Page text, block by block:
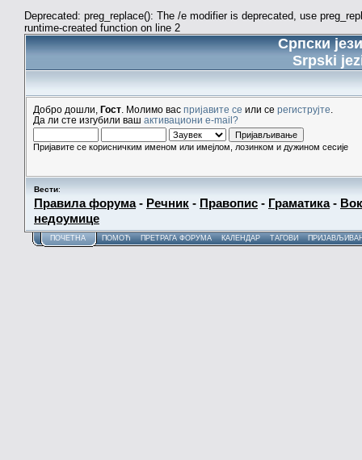
Deprecated: preg_replace(): The /e modifier is deprecated, use
runtime-created function on line 2
Српски
Srpski
Добро дошли, Гост . Молимо вас пријавите се или се региструјте
Да ли сте изгубили ваш активациони e-mail?
Пријавите се корисничким именом или имејлом, лозинком и дужином сесије
Вести:
Правила форума- Речник - Правопис - Граматика-
недоумице
ПОЧЕТНА ПОМОЋ ПРЕТРАГА ФОРУМА КАЛЕНДАР ТАГОВИ